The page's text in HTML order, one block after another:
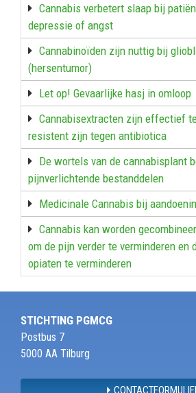
Cannabis verbetert slaap bij
depressie of angst
Cannabinoïden zijn nuttig bij
(hersentumor)
Let op! Gevaarlijke hasj in omloop
Cannabisextracten zijn effectief
resistent zijn tegen antibiotica
De wortels van de cannabisplant
pijnverlichtende bestanddelen
Medicinale Cannabis bij
Cannabis kan worden
om de pijn verder te verminderen en
opiaten te verminderen
STICHTING PGMCG
Postbus 7
5000 AA Tilburg